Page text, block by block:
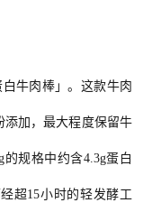
牛肉棒」。这款牛肉
添加，最大程度保留牛
规格中约含4.3g蛋白
超15小时的轻发酵工